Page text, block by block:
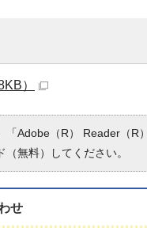
）
「Adobe（R） Reader（R
無料）してください。
せ